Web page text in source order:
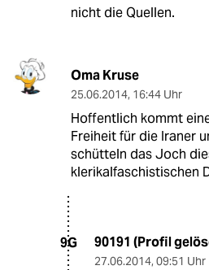
nicht die Quellen.
Oma Kruse
25.06.2014, 16:44 Uhr
Hoffentlich kommt
Freiheit für die Iraner
schütteln das Joch
klerikalfaschistischen
9G 90191 (Profil
27.06.2014, 09:51 Uhr